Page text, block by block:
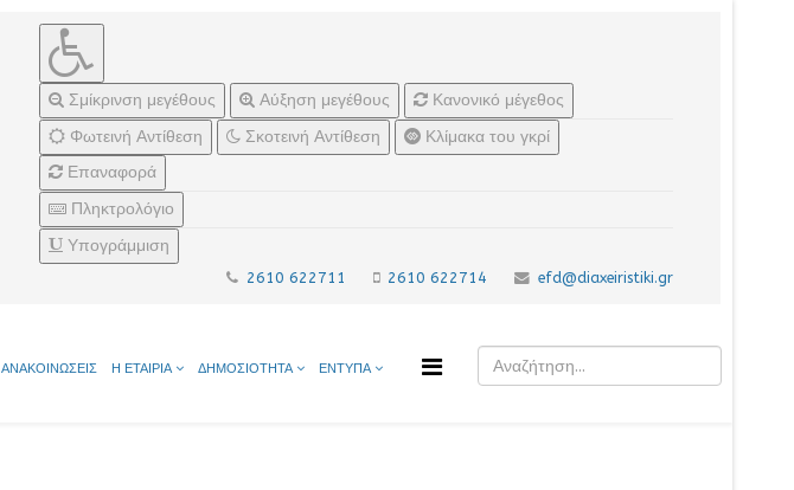
Σμίκρινση μεγέθους Αύξηση μεγέθους
Κανονικό μέγεθος
Φωτεινή Αντίθεση
Σκοτεινή Αντίθεση
Κλίμακα του γκρί
Επαναφορά
Πληκτρολόγιο
Υπογράμμιση
2610 622711 2610 622714 efd@diaxeiristiki.gr
ΑΝΑΚΟΙΝΩΣΕΙΣ Η ΕΤΑΙΡΙΑ ΔΗΜΟΣΙΟΤΗΤΑ ΕΝΤΥΠΑ